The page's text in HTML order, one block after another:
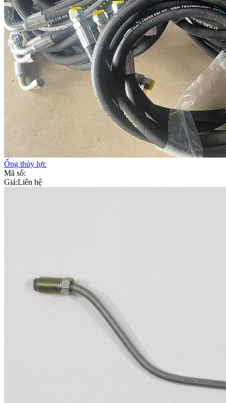
Ống thủy lực
Mã số:
Giá:Liên hệ